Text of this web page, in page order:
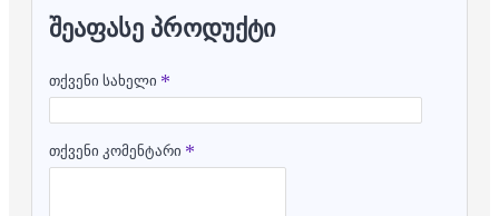
ᲨᲔᲐᲤᲐᲡᲔ ᲞᲠᲝᲓᲣᲥᲢᲘ
თქვენი სახელი
თქვენი კომენტარი